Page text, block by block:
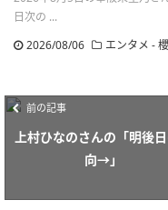
日次の ...
2026/08/06
エンタメ -
前の記事
上村ひなのさんの「明後
向→」